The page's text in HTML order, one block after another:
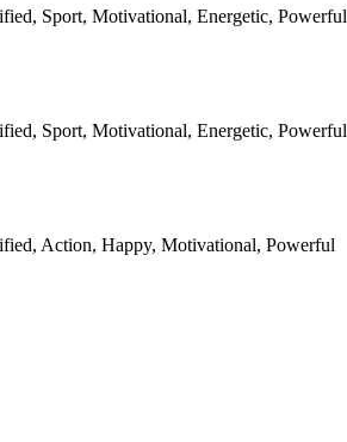
Sport, Motivational, Energetic, Powerful
Sport, Motivational, Energetic, Powerful
Action, Happy, Motivational, Powerful